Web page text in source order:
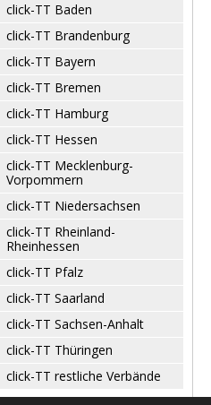
click-TT Baden
click-TT Brandenburg
click-TT Bayern
click-TT Bremen
click-TT Hamburg
click-TT Hessen
click-TT Mecklenburg-
Vorpommern
click-TT Niedersachsen
click-TT Rheinland-
Rheinhessen
click-TT Pfalz
click-TT Saarland
click-TT Sachsen-Anhalt
click-TT Thüringen
click-TT restliche Verbände